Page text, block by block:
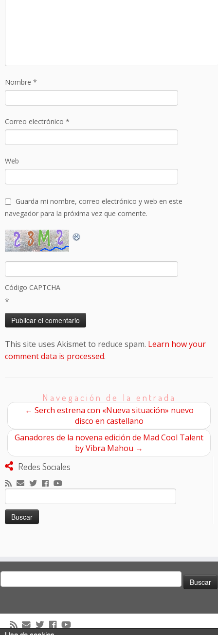
Nombre *
Correo electrónico *
Web
Guarda mi nombre, correo electrónico y web en este
navegador para la próxima vez que comente.
Código CAPTCHA
*
This site uses Akismet to reduce spam. Learn how your
comment data is processed.
Navegación de la entrada
← Serch estrena con «Nueva situación» nuevo
disco en castellano
Ganadores de la novena edición de Mad Cool Talent
by Vibra Mahou →
Redes Sociales
Buscar:
Buscar: